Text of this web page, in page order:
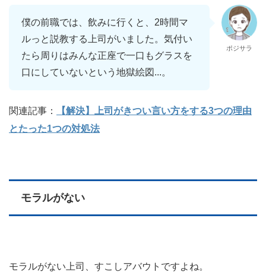
僕の前職では、飲みに行くと、2時間マ
ルっと説教する上司がいました。気付い
たら周りはみんな正座で一口もグラスを
口にしていないという地獄絵図...。
ポジサラ
関連記事：
【解決】上司がきつい言い方をする3つの理由
とたった1つの対処法
モラルがない
モラルがない上司、すこしアバウトですよね。